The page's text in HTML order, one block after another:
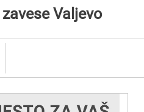
zavese Valjevo